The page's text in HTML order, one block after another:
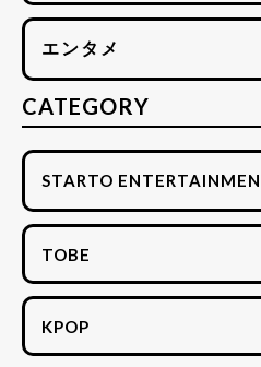
エンタメ
CATEGORY
STARTO
TOBE
KPOP